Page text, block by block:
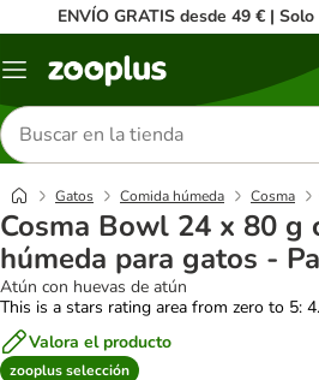
ENVÍO GRATIS desde 49 € |
Menú
Buscar
productos
Gatos Comida húmeda Cosma
Cosma Bowl 24 x 80 g
húmeda para gatos -
Atún con huevas de atún
This is a stars rating area from zero to 5:
Valora el producto
zooplus selección